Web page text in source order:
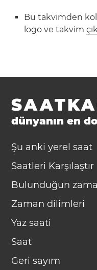
Bu takvimden
logo ve takvim
dünyanın en
Şu anki yerel saat
Saatleri Karşılaştır
Bulunduğun
Zaman dilimleri
Yaz saati
Saat
Geri sayım